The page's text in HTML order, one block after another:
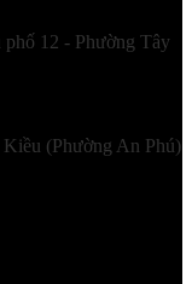
12 - Phường Tây
(Phường An Phú)